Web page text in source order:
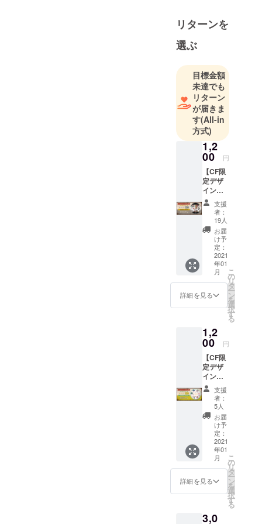
た黒いシミ
のような、
非日常。
ZOMBILiCA
はそんな現
実の中で垣
間見る、ほ
んの少し不
気味で、非
現実的で、
それ故に好
奇心を擽ら
れるような
世界観を愛
するブラン
リターンを
選ぶ
目標金額
未達でも
リターン
が届きま
す(All-in
方式)
1,2
00 円
【CF限
定デザ
イン】
(1)缶
バッチ
(原作
ver.) ・
個数：1
点 ・サ
イズ：
100mm
×100m
m (2)ポ
スト
カード
・個
(全3
種、1枚
ランダ
ム配布)
※2021
年1月～
2021年
2月発送
予定
支援
者：
19人
お届
け予
定：
2021
年01
月
詳細を見る
こ
の
リ
タ
ー
ン
を
選
択
す
る
1,2
00 円
【CF限
定デザ
イン】
(1)缶
バッチ
(ＳＤ
ver.) ・
個数：1
点 ・サ
イズ：
100mm
×100m
m (2)ポ
スト
カード
・個
(全3
支援
者：
5人
お届
け予
定：
2021
年01
月
詳細を見る
こ
の
リ
タ
ー
ン
を
選
択
す
る
3,0